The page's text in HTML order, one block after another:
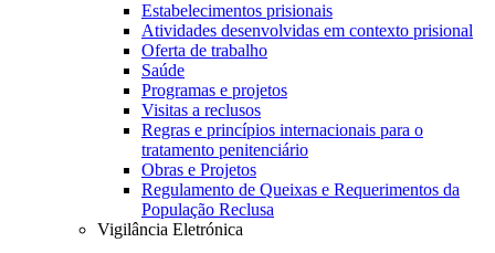
Estabelecimentos prisionais
Atividades desenvolvidas em contexto prisional
Oferta de trabalho
Saúde
Programas e projetos
Visitas a reclusos
Regras e princípios internacionais para o
tratamento penitenciário
Obras e Projetos
Regulamento de Queixas e Requerimentos da
População Reclusa
Vigilância Eletrónica